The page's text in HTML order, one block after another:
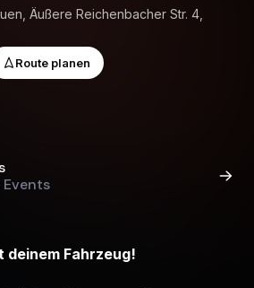
Äußere Reichenbacher Str. 4,
Route planen
deinem Fahrzeug!